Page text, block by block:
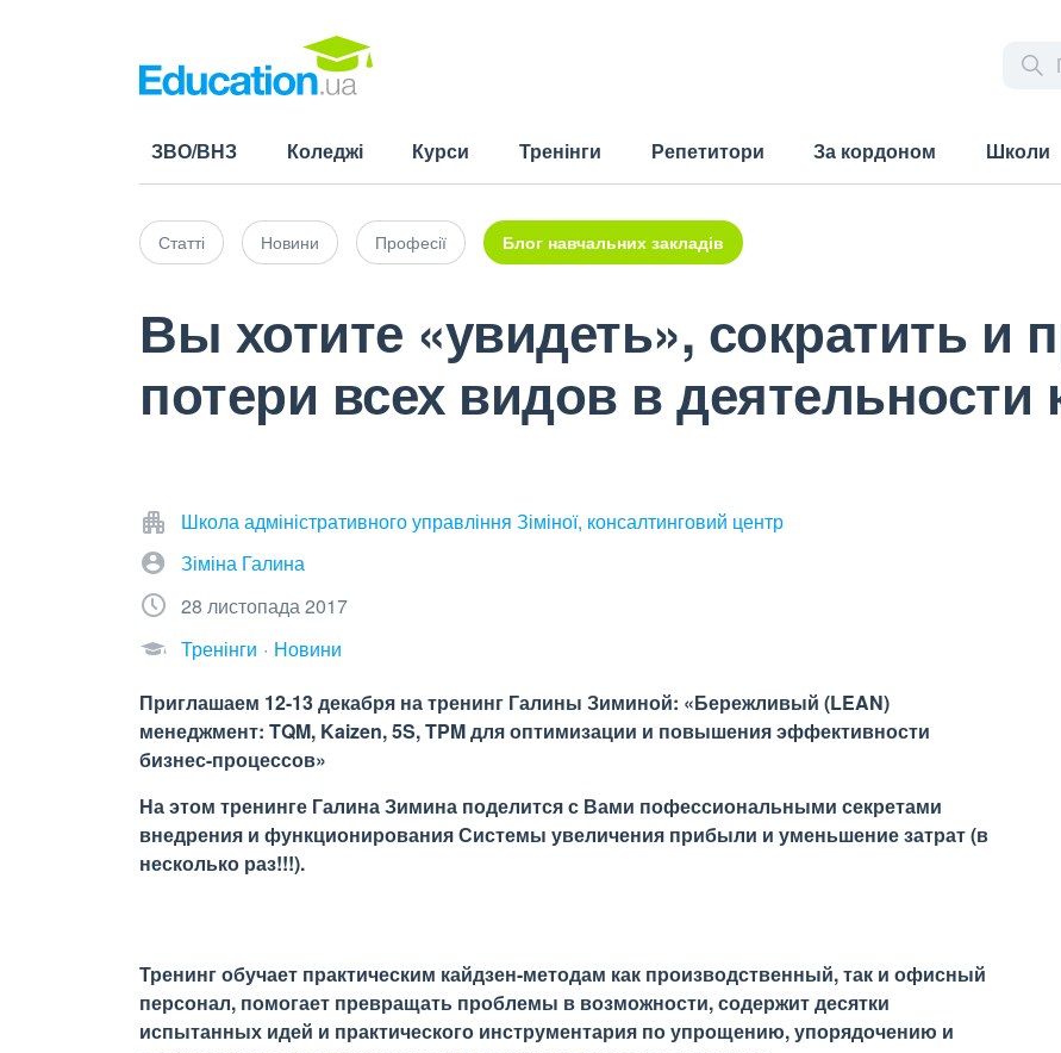
ЗВО/ВНЗ Коледжі Курси Тренінги Репетитори За кордоном Школи
Статті Новини Професії Блог навчальних закладів
Вы хотите «увидеть», сократить и
потери всех видов в
Школа адміністративного управління Зіміної, консалтинговий центр
Зіміна Галина
28 листопада 2017
Тренінги
Новини
Приглашаем 12-13 декабря на тренинг Галины Зиминой: «Бережливый (LEAN)
менеджмент: TQM, Kaizen, 5S, TPM для оптимизации и повышения эффективности
бизнес-процессов»
На этом тренинге Галина Зимина поделится с Вами пофессиональными секретами
внедрения и функционирования Системы увеличения прибыли и уменьшение затрат (в
несколько раз!!!).
Тренинг обучает практическим кайдзен-методам как производственный, так и офисный
персонал, помогает превращать проблемы в возможности, содержит десятки
испытанных идей и практического инструментария по упрощению, упорядочению и